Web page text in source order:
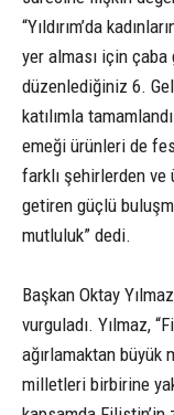
“Yıldırım’da
yer alması için
düzenlediğiniz 6.
katılımla
emeği ürünleri de
farklı şehirlerden ve
getiren güçlü
mutluluk” dedi.
Başkan Oktay
vurguladı. Yılmaz,
ağırlamaktan büyük
milletleri birbirine